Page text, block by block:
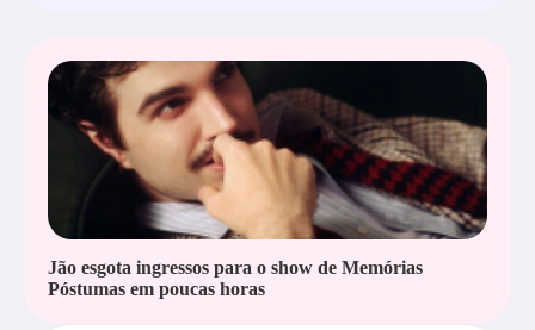
Jão esgota ingressos para o show de Memórias
Póstumas em poucas horas